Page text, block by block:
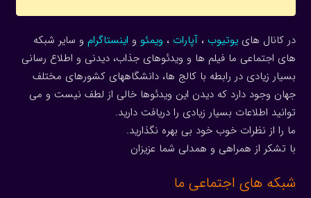
در کانال هاییوتیوب ، آپارات ، ویمئو و اینستاگرام و سایر شبکه
های اجتماعی ما فیلم ها و ویدئوهای جذاب، دیدنی و اطلاع رسانی
بسیار زیادی در رابطه با کالج ها، دانشگاههای کشورهای مختلف
جهان وجود دارد که دیدن این ویدئوها خالی از لطف نیست و می
توانید اطلاعات بسیار زیادی را دریافت دارید.
ما را از نظرات خوب خود بی بهره نگذارید.
با تشکر از همراهی و همدلی شما عزیزان
شبکه های اجتماعی ما